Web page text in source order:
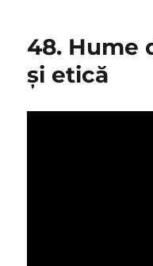
48. Hume
și etică